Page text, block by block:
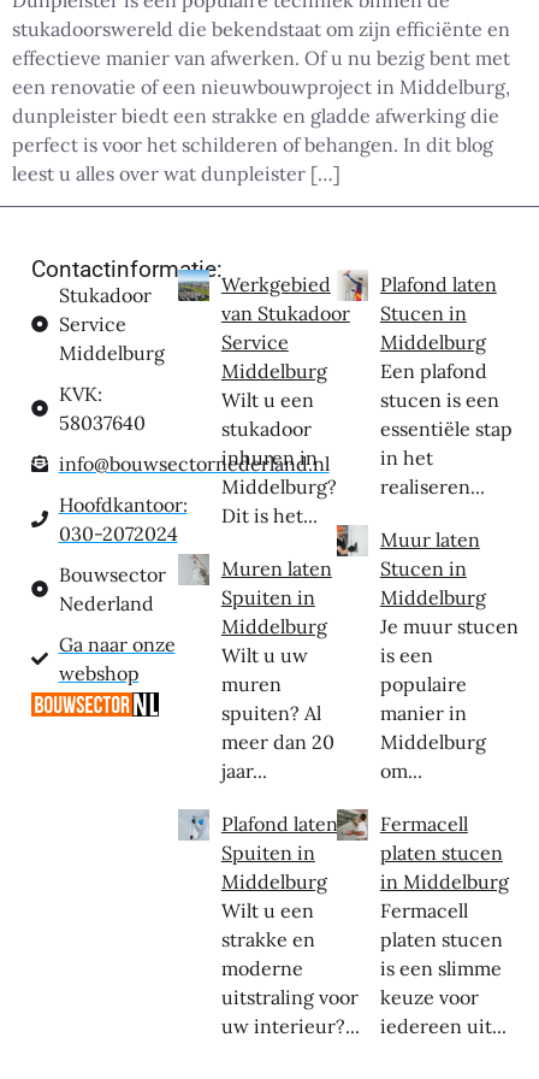
stukadoorswereld die bekendstaat om zijn efficiënte en
effectieve manier van afwerken. Of u nu bezig bent met
een renovatie of een nieuwbouwproject in Middelburg,
dunpleister biedt een strakke en gladde afwerking die
perfect is voor het schilderen of behangen. In dit blog
leest u alles over wat dunpleister […]
Contactinformatie:
Stukadoor
Service
Middelburg
KVK:
58037640
info@bouwsectornederland.nl
Hoofdkantoor:
030-2072024
Bouwsector
Nederland
Ga naar onze
webshop
Werkgebied
van Stukadoor
Service
Middelburg
Wilt u een
stukadoor
inhuren in
Middelburg?
Dit is het...
Muren laten
Spuiten in
Middelburg
Wilt u uw
muren
spuiten? Al
meer dan 20
jaar...
Plafond laten
Spuiten in
Middelburg
Wilt u een
strakke en
moderne
uitstraling voor
uw interieur?...
Plafond laten
Stucen in
Middelburg
Een plafond
stucen is een
essentiële stap
in het
realiseren...
Muur laten
Stucen in
Middelburg
Je muur stucen
is een
populaire
manier in
Middelburg
om...
Fermacell
platen stucen
in Middelburg
Fermacell
platen stucen
is een slimme
keuze voor
iedereen uit...